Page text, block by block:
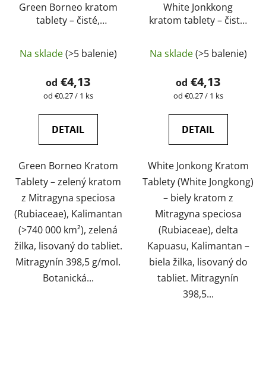
Green Borneo kratom
tablety – čisté,
testované |
GreenGuru
Na sklade(>5 balenie)
od €4,13
Jednotková
od €0,27 / 1 ks
DETAIL
Green Borneo Kratom
Tablety – zelený kratom
z Mitragyna speciosa
(Rubiaceae), Kalimantan
(>740 000 km²), zelená
žilka, lisovaný do tabliet.
Mitragynín 398,5 g/mol.
Botanická...
White Jonkkong
kratom tablety – čisté,
testované |
GreenGuru
Na sklade(>5 balenie)
od €4,13
Jednotková
od €0,27 / 1 ks
DETAIL
White Jonkong Kratom
Tablety (White Jongkong)
– biely kratom z
Mitragyna speciosa
(Rubiaceae), delta
Kapuasu, Kalimantan –
biela žilka, lisovaný do
tabliet. Mitragynín
398,5...